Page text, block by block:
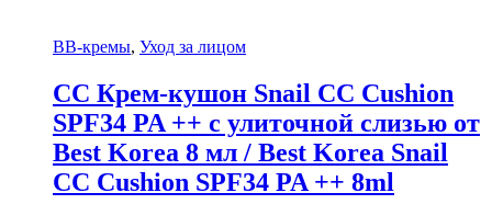
BB-кремы, Уход за лицом
CC Крем-кушон Snail CC Cushion
SPF34 PA ++ с улиточной слизью от
Best Korea 8 мл / Best Korea Snail
CC Cushion SPF34 PA ++ 8ml